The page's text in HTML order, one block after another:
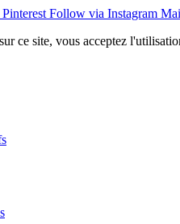
Follow via Instagram
ce site, vous acceptez